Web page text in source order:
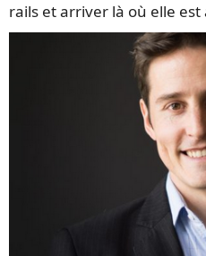
rails et arriver là où elle